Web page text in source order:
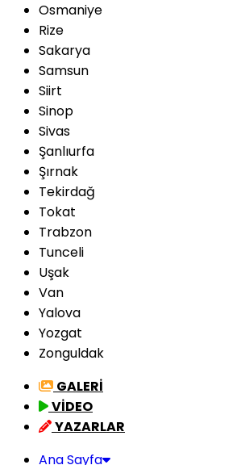
Osmaniye
Rize
Sakarya
Samsun
Siirt
Sinop
Sivas
Şanlıurfa
Şırnak
Tekirdağ
Tokat
Trabzon
Tunceli
Uşak
Van
Yalova
Yozgat
Zonguldak
GALERİ
VİDEO
YAZARLAR
Ana Sayfa